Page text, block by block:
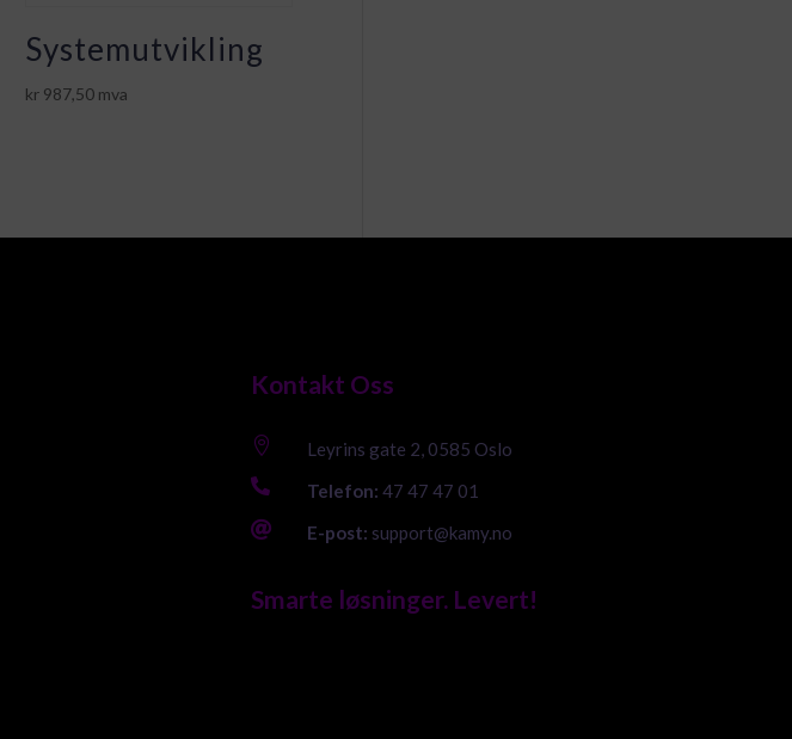
Systemutvikling
kr987,50 mva
Kontakt Oss
 Leyrins gate 2, 0585 Oslo
 Telefon: 47 47 47 01

E-post: support@kamy.no
Smarte løsninger. Levert!